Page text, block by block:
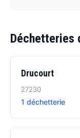
Déchetteries
Drucourt
27230
1 déchetterie